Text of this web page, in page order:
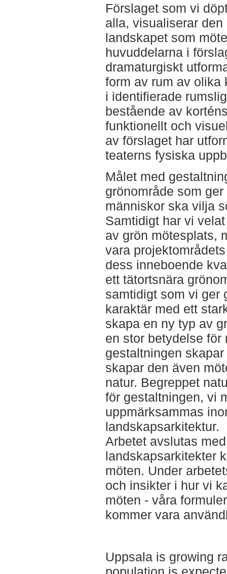
Förslaget som vi
alla, visualiserar
landskapet som
huvuddelarna i
dramaturgiskt
form av rum av olika
i identifierade
bestående av
funktionellt och
av förslaget har
teaterns fysiska
Målet med
grönområde som
människor ska vilja
Samtidigt har vi
av grön mötesplats,
vara
dess inneboende
ett tätortsnära
samtidigt som vi ger
karaktär med ett
skapa en ny typ av
en stor betydelse för
gestaltningen
skapar den även
natur. Begreppet
för gestaltningen, vi
uppmärksammas
landskapsarkitektur.
Arbetet avslutas
landskapsarkitekter
möten. Under
och insikter i hur vi
möten - våra
kommer vara
Uppsala is growing